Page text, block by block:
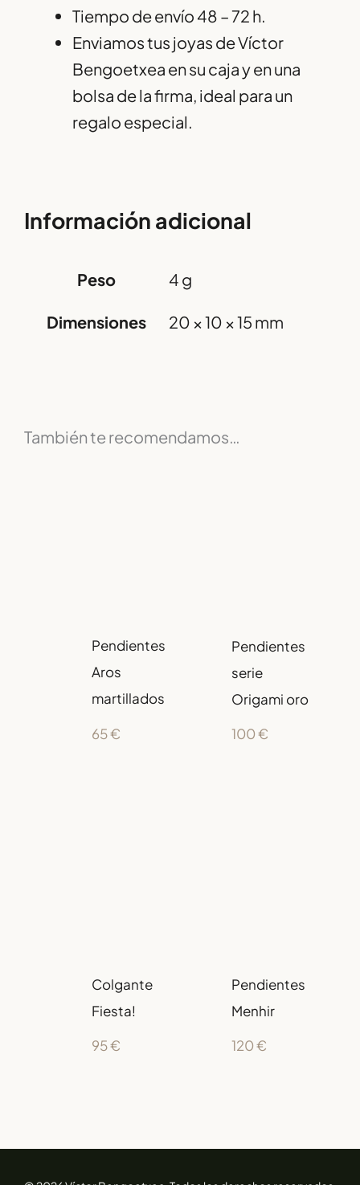
Tiempo de envío 48 – 72 h.
Enviamos tus joyas de Víctor
Bengoetxea en su caja y en una
bolsa de la firma, ideal para un
regalo especial.
Información adicional
Peso 4 g
Dimensiones 20 × 10 × 15 mm
También te recomendamos…
Pendientes
Aros
martillados
65€
Pendientes
serie
Origami oro
100€
Colgante
Fiesta!
95€
Pendientes
Menhir
120€